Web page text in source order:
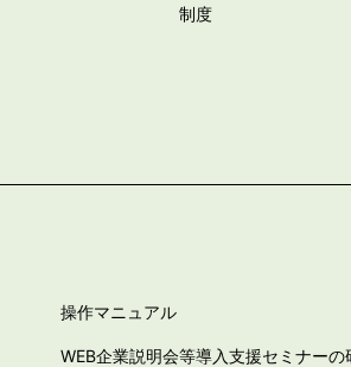
制度
操作マニュアル
WEB企業説明会等導入支援セミナーの